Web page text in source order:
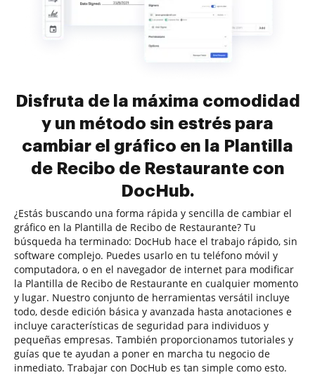
Disfruta de la máxima comodidad
y un método sin estrés para
cambiar el gráfico en la Plantilla
de Recibo de Restaurante con
DocHub.
¿Estás buscando una forma rápida y sencilla de cambiar el
gráfico en la Plantilla de Recibo de Restaurante? Tu
búsqueda ha terminado: DocHub hace el trabajo rápido, sin
software complejo. Puedes usarlo en tu teléfono móvil y
computadora, o en el navegador de internet para modificar
la Plantilla de Recibo de Restaurante en cualquier momento
y lugar. Nuestro conjunto de herramientas versátil incluye
todo, desde edición básica y avanzada hasta anotaciones e
incluye características de seguridad para individuos y
pequeñas empresas. También proporcionamos tutoriales y
guías que te ayudan a poner en marcha tu negocio de
inmediato. Trabajar con DocHub es tan simple como esto.